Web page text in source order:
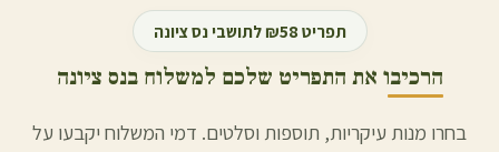
תפריט ₪58 לתושבי נס ציונה
הרכיבו את התפריט שלכם למשלוח בנס ציונה
בחרו מנות עיקריות, תוספות וסלטים. דמי המשלוח יקבעו על